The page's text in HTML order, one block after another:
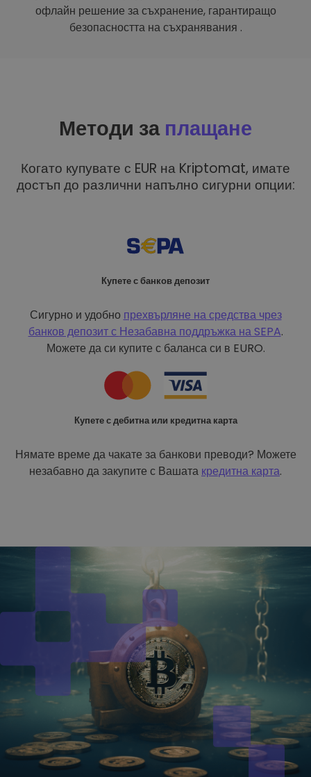
офлайн решение за съхранение, гарантиращо
безопасността на съхранявания .
Методи за плащане
Когато купувате с EUR на Kriptomat, имате
достъп до различни напълно сигурни опции:
Купете с банков депозит
Сигурно и удобно прехвърляне на средства чрез
банков депозит с Незабавна поддръжка на SEPA.
Можете да си купите с баланса си в EURO.
Купете с дебитна или кредитна карта
Нямате време да чакате за банкови преводи? Можете
незабавно да закупите с Вашата кредитна карта.